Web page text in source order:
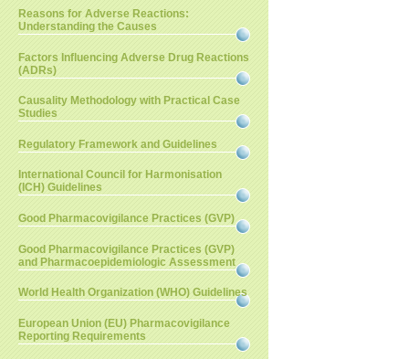
Reasons for Adverse Reactions:
Understanding the Causes
Factors Influencing Adverse Drug Reactions
(ADRs)
Causality Methodology with Practical Case
Studies
Regulatory Framework and Guidelines
International Council for Harmonisation
(ICH) Guidelines
Good Pharmacovigilance Practices (GVP)
Good Pharmacovigilance Practices (GVP)
and Pharmacoepidemiologic Assessment
World Health Organization (WHO) Guidelines
European Union (EU) Pharmacovigilance
Reporting Requirements